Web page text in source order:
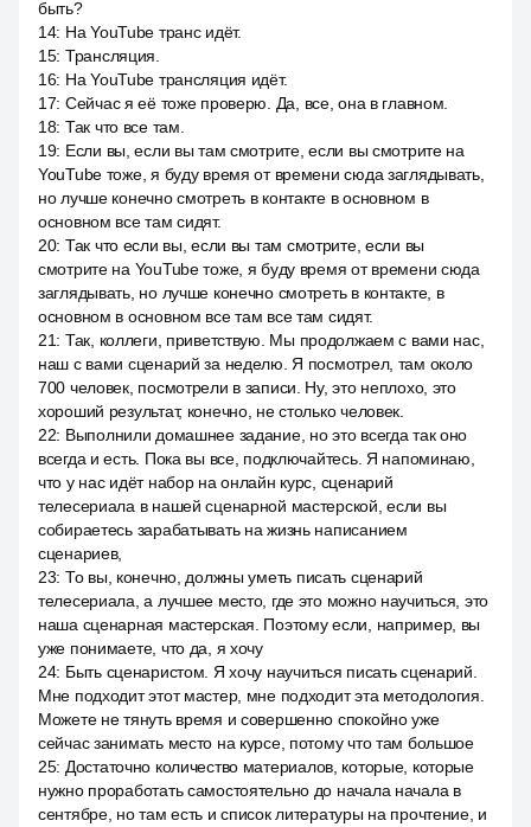
быть?
14: На YouTube транс идёт.
15: Трансляция.
16: На YouTube трансляция идёт.
17: Сейчас я её тоже проверю. Да, все, она в главном.
18: Так что все там.
19: Если вы, если вы там смотрите, если вы смотрите на
YouTube тоже, я буду время от времени сюда заглядывать,
но лучше конечно смотреть в контакте в основном в
основном все там сидят.
20: Так что если вы, если вы там смотрите, если вы
смотрите на YouTube тоже, я буду время от времени сюда
заглядывать, но лучше конечно смотреть в контакте, в
основном в основном все там все там сидят.
21: Так, коллеги, приветствую. Мы продолжаем с вами нас,
наш с вами сценарий за неделю. Я посмотрел, там около
700 человек, посмотрели в записи. Ну, это неплохо, это
хороший результат, конечно, не столько человек.
22: Выполнили домашнее задание, но это всегда так оно
всегда и есть. Пока вы все, подключайтесь. Я напоминаю,
что у нас идёт набор на онлайн курс, сценарий
телесериала в нашей сценарной мастерской, если вы
собираетесь зарабатывать на жизнь написанием
сценариев,
23: То вы, конечно, должны уметь писать сценарий
телесериала, а лучшее место, где это можно научиться, это
наша сценарная мастерская. Поэтому если, например, вы
уже понимаете, что да, я хочу
24: Быть сценаристом. Я хочу научиться писать сценарий.
Мне подходит этот мастер, мне подходит эта методология.
Можете не тянуть время и совершенно спокойно уже
сейчас занимать место на курсе, потому что там большое
25: Достаточно количество материалов, которые, которые
нужно проработать самостоятельно до начала начала в
сентябре, но там есть и список литературы на прочтение, и